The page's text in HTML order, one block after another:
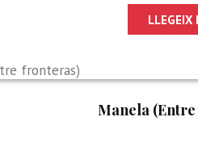
LLEGEIX
Manela